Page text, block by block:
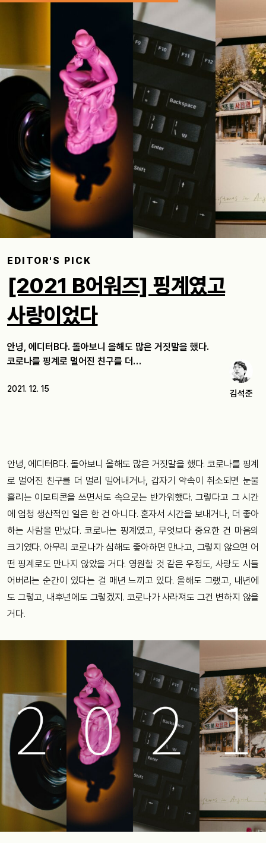
EDITOR'S PICK
[2021 B어워즈] 핑계였고
사랑이었다
안녕, 에디터B다. 돌아보니 올해도 많은 거짓말을 했다.
코로나를 핑계로 멀어진 친구를 더…
2021. 12. 15 김석준
안녕, 에디터B다. 돌아보니 올해도 많은 거짓말을 했다. 코로나를 핑계
로 멀어진 친구를 더 멀리 밀어내거나, 갑자기 약속이 취소되면 눈물
흘리는 이모티콘을 쓰면서도 속으로는 반가워했다. 그렇다고 그 시간
에 엄청 생산적인 일은 한 건 아니다. 혼자서 시간을 보내거나, 더 좋아
하는 사람을 만났다. 코로나는 핑계였고, 무엇보다 중요한 건 마음의
크기였다. 아무리 코로나가 심해도 좋아하면 만나고, 그렇지 않으면 어
떤 핑계로도 만나지 않았을 거다. 영원할 것 같은 우정도, 사랑도 시들
어버리는 순간이 있다는 걸 매년 느끼고 있다. 올해도 그랬고, 내년에
도 그렇고, 내후년에도 그렇겠지. 코로나가 사라져도 그건 변하지 않을
거다.